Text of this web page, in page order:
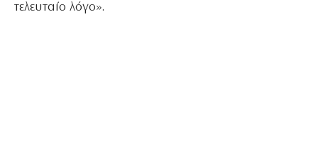
τελευταίο λόγο».